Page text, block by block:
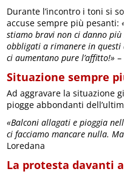
Durante l’incontro i toni si
accuse sempre più pesanti:
stiamo bravi non ci danno più
obbligati a rimanere in questi
ci aumentano pure l’affitto!»
Situazione sempre
Ad aggravare la situazione
piogge abbondanti
«Balconi allagati e pioggia
ci facciamo mancare nulla.
Loredana
La protesta davanti